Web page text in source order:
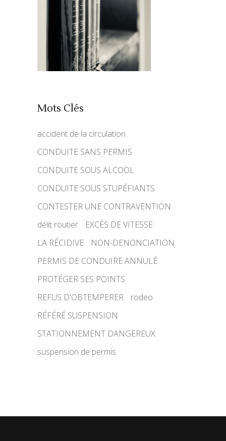
Mots Clés
accident de la circulation
CONDUITE SANS PERMIS
CONDUITE SOUS ALCOOL
CONDUITE SOUS STUPÉFIANTS
CONTESTER UNE CONTRAVENTION
délit routier
EXCÈS DE VITESSE
LA RÉCIDIVE
NON-DENONCIATION
PERMIS DE CONDUIRE ANNULÉ
PROTÉGER SES POINTS
REFUS D'OBTEMPERER
rodeo
RÉFÉRÉ SUSPENSION
STATIONNEMENT DANGEREUX
suspension de permis